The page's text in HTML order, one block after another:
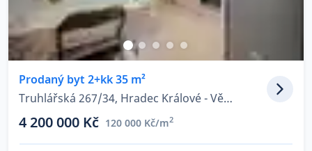
Prodaný byt 2+kk 35 m²
Truhlářská 267/34, Hradec Králové - Věkoše
4 200 000 Kč 120 000 Kč/m2